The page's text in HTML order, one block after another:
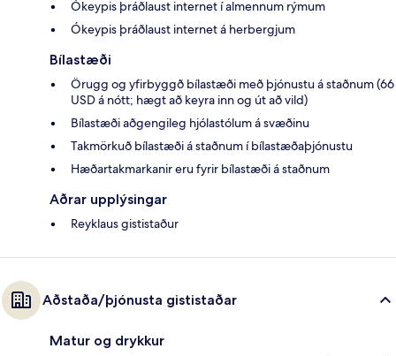
Ókeypis þráðlaust internet í almennum rýmum
Ókeypis þráðlaust internet á herbergjum
Bílastæði
Örugg og yfirbyggð bílastæði með þjónustu á staðnum (66
USD á nótt; hægt að keyra inn og út að vild)
Bílastæði aðgengileg hjólastólum á svæðinu
Takmörkuð bílastæði á staðnum í bílastæðaþjónustu
Hæðartakmarkanir eru fyrir bílastæði á staðnum
Aðrar upplýsingar
Reyklaus gististaður
Aðstaða/þjónusta gististaðar
Matur og drykkur